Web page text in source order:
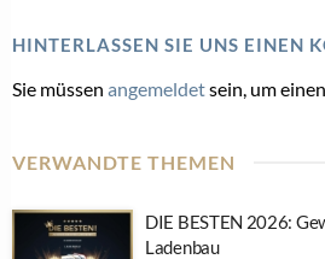
HINTERLASSEN SIE UNS EINEN
Sie müssen angemeldetsein, um
VERWANDTE THEMEN
DIE BESTEN 2026:
Ladenbau